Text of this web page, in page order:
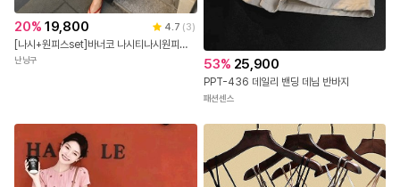
20% 19,800 4.7 (3)
[나시+원피스set]바너코 나시티나시원피스세트
난닝구 53% 25,900
PPT-436 데일리 밴딩 데님 반바지
패션센스